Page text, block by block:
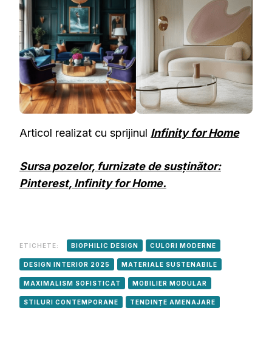
Articol realizat cu sprijinul Infinity for Home
Sursa pozelor, furnizate de susținător:
Pinterest, Infinity for Home.
ETICHETE: BIOPHILIC DESIGN CULORI MODERNE
DESIGN INTERIOR 2025 MATERIALE SUSTENABILE
MAXIMALISM SOFISTICAT MOBILIER MODULAR
STILURI CONTEMPORANE TENDINȚE AMENAJARE